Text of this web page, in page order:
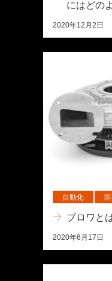
にはどの
2020年12月2日
自動化
ブロワと
2020年6月17日